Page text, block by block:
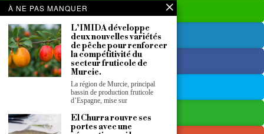
À NE PAS MANQUER
L’IMIDA développe
deux nouvelles variétés
de pêche pour renforcer
la compétitivité du
secteur fruticole de
Murcie.
La région de Murcie, principal
bassin de production fruticole
d’Espagne, mise sur
El Churra rouvre ses
portes avec une